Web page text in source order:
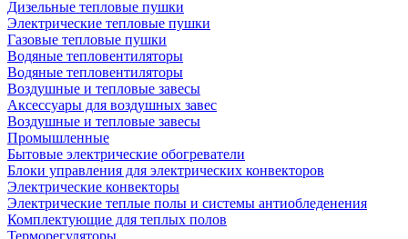
Дизельные тепловые пушки
Электрические тепловые пушки
Газовые тепловые пушки
Водяные тепловентиляторы
Водяные тепловентиляторы
Воздушные и тепловые завесы
Аксессуары для воздушных завес
Воздушные и тепловые завесы
Промышленные
Бытовые электрические обогреватели
Блоки управления для электрических конвекторов
Электрические конвекторы
Электрические теплые полы и системы антиобледенения
Комплектующие для теплых полов
Терморегуляторы